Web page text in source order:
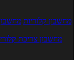
מחשבון קלוריות
מחשבון צריכת